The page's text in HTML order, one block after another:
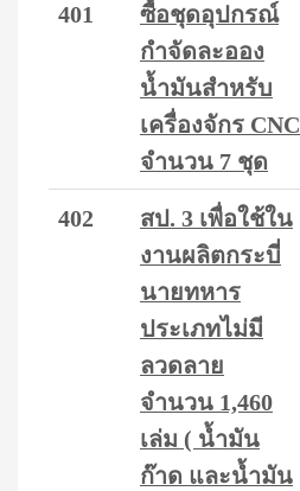
401
ซื้อชุดอุปกรณ์
กำจัดละออง
น้ำมันสำหรับ
เครื่องจักร CNC
จำนวน 7 ชุด
402
สป. 3 เพื่อใช้ใน
งานผลิตกระบี่
นายทหาร
ประเภทไม่มี
ลวดลาย
จำนวน 1,460
เล่ม ( น้ำมัน
ก๊าด และน้ำมัน